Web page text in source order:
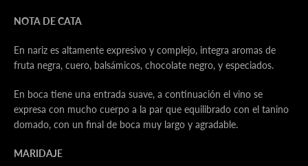
NOTA DE CATA
En nariz es altamente expresivo y complejo, integra aromas de
fruta negra, cuero, balsámicos, chocolate negro, y especiados.
En boca tiene una entrada suave, a continuación el vino se
expresa con mucho cuerpo a la par que equilibrado con el tanino
domado, con un final de boca muy largo y agradable.
MARIDAJE